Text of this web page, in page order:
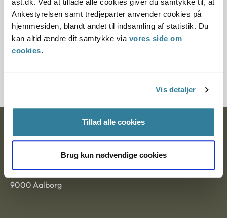
Ankestyrelsen samt tredjeparter anvender cookies på
hjemmesiden, blandt andet til indsamling af statistik. Du
kan altid ændre dit samtykke via vores side om
cookies.
Vis detaljer
Tillad alle cookies
Brug kun nødvendige cookies
Paragraf
§ 46 § 46a
Journalnummer
10417-87114818711973-87
Nytorv 7, 2. sal
9000 Aalborg